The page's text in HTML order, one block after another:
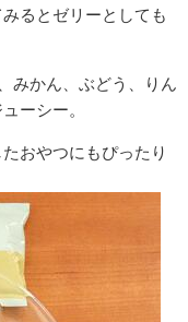
るとゼリーとしても
みかん、ぶどう、りん
ーシー。
おやつにもぴったり